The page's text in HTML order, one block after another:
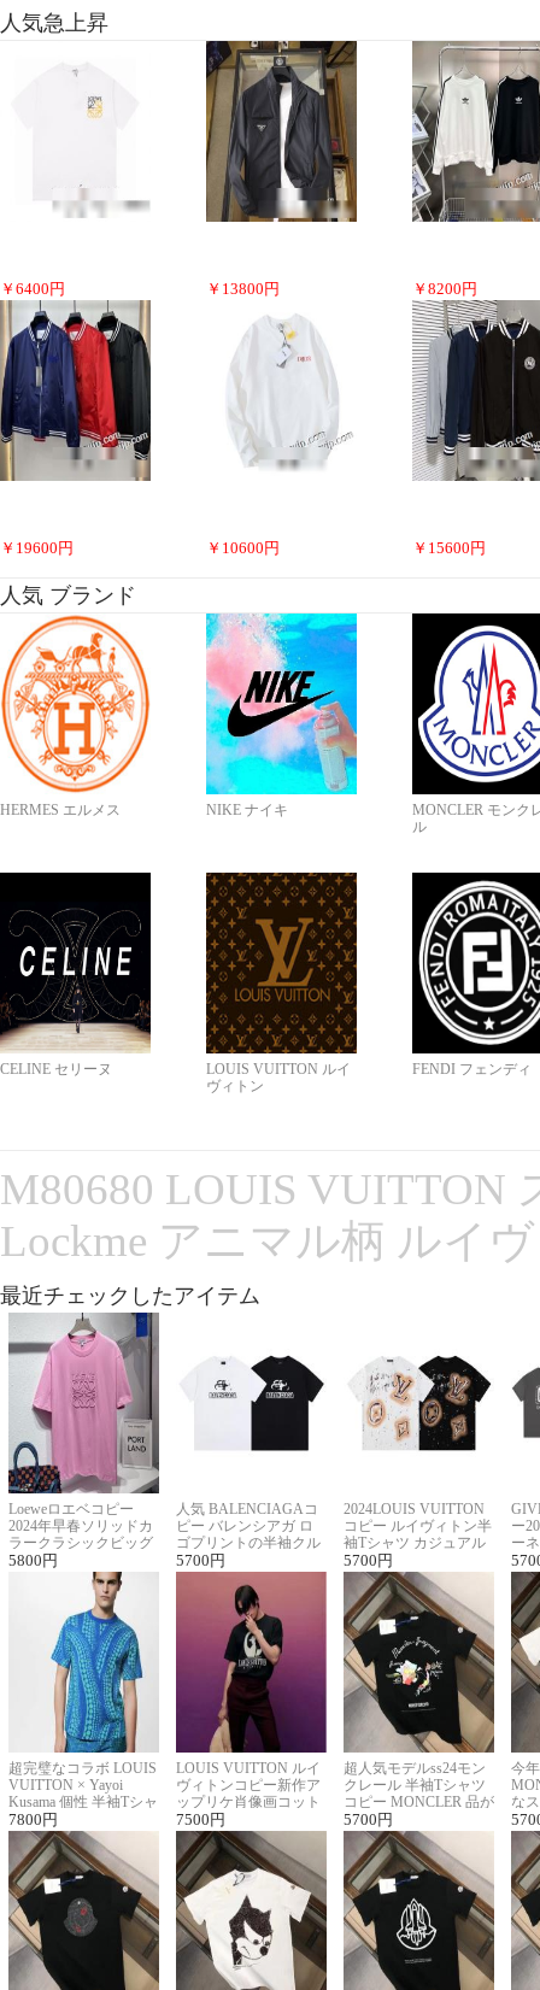
人気急上昇
￥ 6400 円 ￥ 13800 円 ￥ 8200 円
￥ 19600 円 ￥ 10600 円 ￥ 15600 円
人気 ブランド
HERMES エルメス NIKE ナイキ
MONCLER モンク
ル
CELINE セリーヌ
LOUIS VUITTON ルイ
ヴィトン
FENDI フェンディ
M80680 LOUIS VUITTON
Lockme アニマル柄 ルイ
最近チェックしたアイテム
Loeweロエベコピー
2024年早春ソリッドカ
ラークラシックビッグ
ロゴ刺繍Tシャツ
5800 円
人気 BALENCIAGAコ
ピー バレンシアガ ロ
ゴプリントの半袖クル
ーネックTシャツ
5700 円
2024LOUIS VUITTON
コピー ルイヴィトン半
袖Tシャツ カジュアル
に馴染む 2色展開
5700 円
ー
ー
ー
超完璧なコラボ LOUIS
VUITTON × Yayoi
Kusama 個性 半袖Tシャ
ツコピー男女兼用
7800 円
LOUIS VUITTON ルイ
ヴィトンコピー新作ア
ップリケ肖像画コット
ンニット半袖Tシャツ
7500 円
超人気モデルss24モン
クレール 半袖Tシャツ
コピー MONCLER 品が
良く見た目
5700 円
今
な
ル